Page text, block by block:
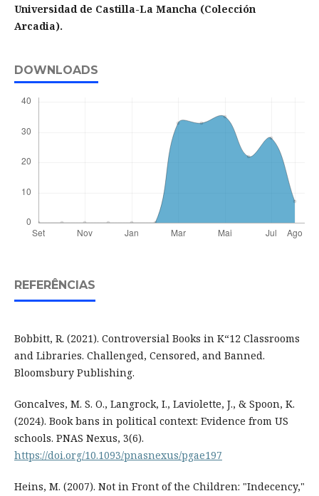
Universidad de Castilla-La Mancha (Colección
Arcadia).
DOWNLOADS
REFERÊNCIAS
Bobbitt, R. (2021). Controversial Books in K“12 Classrooms
and Libraries. Challenged, Censored, and Banned.
Bloomsbury Publishing.
Goncalves, M. S. O., Langrock, I., Laviolette, J., & Spoon, K.
(2024). Book bans in political context: Evidence from US
schools. PNAS Nexus, 3(6).
https://doi.org/10.1093/pnasnexus/pgae197
Heins, M. (2007). Not in Front of the Children: "Indecency,"